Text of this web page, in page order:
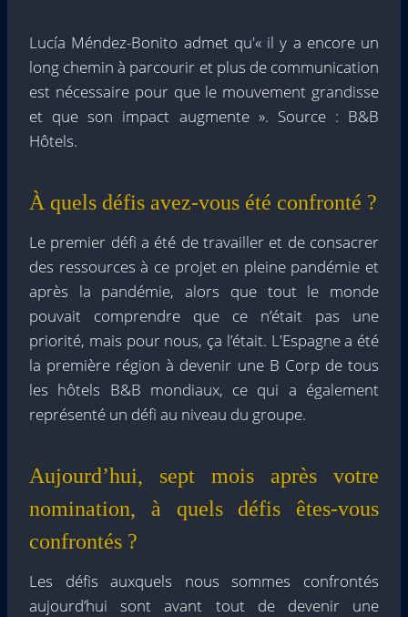
Lucía Méndez-Bonito admet qu'« il y a encore un
long chemin à parcourir et plus de communication
est nécessaire pour que le mouvement grandisse
et que son impact augmente ». Source : B&B
Hôtels.
À quels défis avez-vous été confronté ?
Le premier défi a été de travailler et de consacrer
des ressources à ce projet en pleine pandémie et
après la pandémie, alors que tout le monde
pouvait comprendre que ce n’était pas une
priorité, mais pour nous, ça l’était. L'Espagne a été
la première région à devenir une B Corp de tous
les hôtels B&B mondiaux, ce qui a également
représenté un défi au niveau du groupe.
Aujourd’hui, sept mois après votre
nomination, à quels défis êtes-vous
confrontés ?
Les défis auxquels nous sommes confrontés
aujourd’hui sont avant tout de devenir une